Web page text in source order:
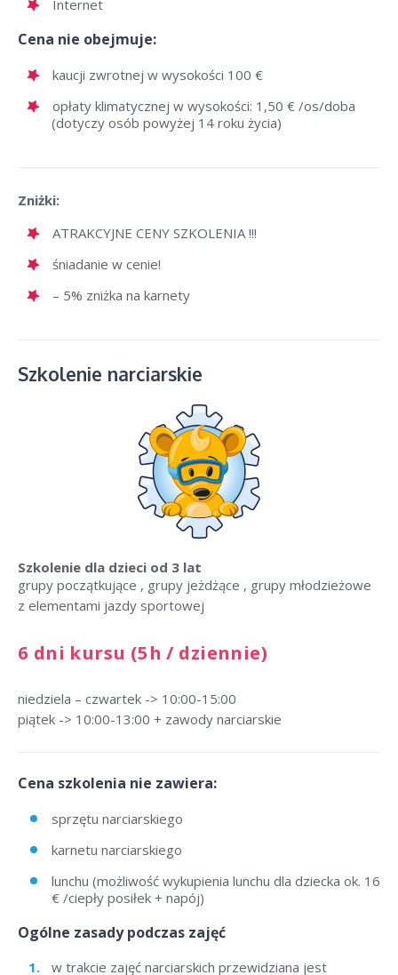
Internet
Cena nie obejmuje:
kaucji zwrotnej w wysokości 100 €
opłaty klimatycznej w wysokości: 1,50 € /os/doba
(dotyczy osób powyżej 14 roku życia)
Zniżki:
ATRAKCYJNE CENY SZKOLENIA !!!
śniadanie w cenie!
– 5% zniżka na karnety
Szkolenie narciarskie
Szkolenie dla dzieci od 3 lat
grupy początkujące , grupy jeżdżące , grupy młodzieżowe
z elementami jazdy sportowej
6 dni kursu (5h / dziennie)
niedziela – czwartek -> 10:00-15:00
piątek -> 10:00-13:00 + zawody narciarskie
Cena szkolenia nie zawiera:
sprzętu narciarskiego
karnetu narciarskiego
lunchu (możliwość wykupienia lunchu dla dziecka ok. 16
€ /ciepły posiłek + napój)
Ogólne zasady podczas zajęć
w trakcie zajęć narciarskich przewidziana jest